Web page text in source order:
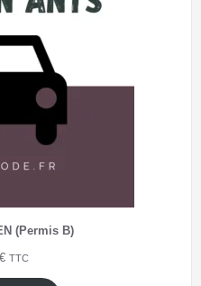
(Permis B)
TTC